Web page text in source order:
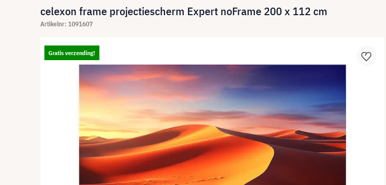
celexon frame projectiescherm Expert noFrame 200 x 112 cm
Artikelnr: 1091607
Gratis verzending!